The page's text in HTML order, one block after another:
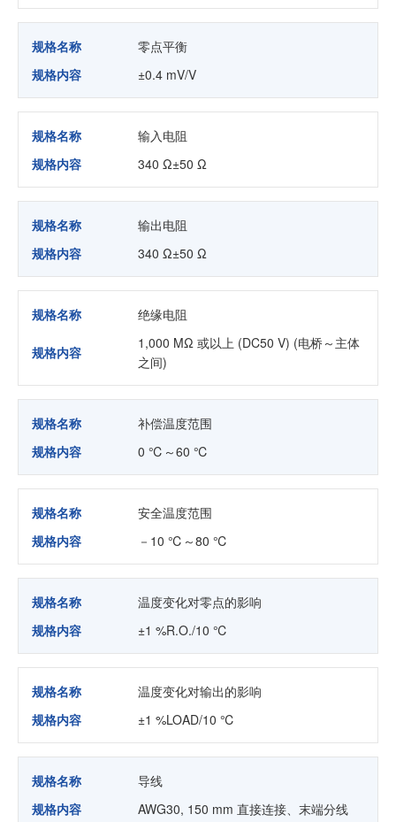
规格名称
零点平衡
规格内容
±0.4 mV/V
规格名称
输入电阻
规格内容
340 Ω±50 Ω
规格名称
输出电阻
规格内容
340 Ω±50 Ω
规格名称 绝缘电阻
规格内容
1,000 MΩ 或以上 (DC50 V) (电桥～主体
之间)
规格名称
补偿温度范围
规格内容
0 ℃～60 ℃
规格名称
安全温度范围
规格内容
－10 ℃～80 ℃
规格名称
温度变化对零点的影响
规格内容
±1 %R.O./10 ℃
规格名称
温度变化对输出的影响
规格内容
±1 %LOAD/10 ℃
规格名称
导线
规格内容
AWG30, 150 mm 直接连接、末端分线